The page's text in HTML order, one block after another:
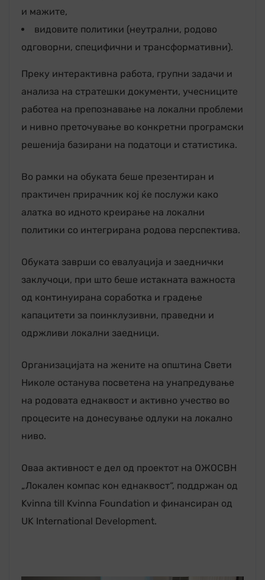
и мажите,
видовите политики (неутрални, родово
одговорни, специфични и трансформативни).
Преку интерактивна работа, групни задачи и
анализа на стратешки документи, учесниците
работеа на препознавање на локални проблеми
и нивно преточување во конкретни програмски
решенија базирани на податоци и статистика.
Во рамки на обуката беше презентиран и
практичен прирачник кој ќе послужи како
алатка во идното креирање на локални
политики со интегрирана родова перспектива.
Обуката заврши со евалуација и заеднички
заклучоци, при што беше истакната важноста
од континуирана соработка и градење
капацитети за поинклузивни, праведни и
одржливи локални заедници.
Организацијата на жените на општина Свети
Николе останува посветена на унапредување
на родовата еднаквост и активно учество во
процесите на донесување одлуки на локално
ниво.
Оваа активност е дел од проектот на ОЖОСВН
„Локален компас кон еднаквост“, поддржан од
Kvinna till Kvinna Foundation и финансиран од
UK International Development.